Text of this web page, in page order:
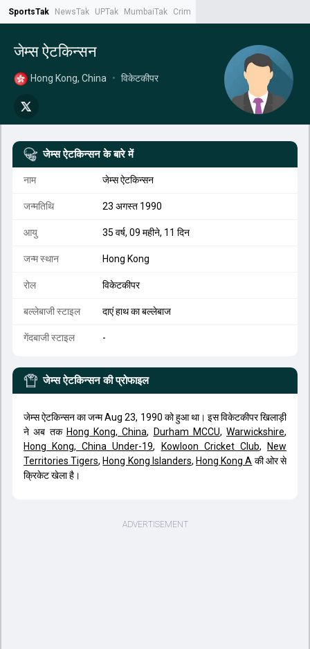
SportsTak NewsTak UPTak MumbaiTak CrimeTak
जेम्स ऐटकिन्सन
Hong Kong, China • विकेटकीपर
जेम्स ऐटकिन्सन के बारे में
नाम जेम्स ऐटकिन्सन
जन्मतिथि 23 अगस्त 1990
आयु 35 वर्ष, 09 महीने, 11 दिन
जन्म स्थान Hong Kong
रोल विकेटकीपर
बल्लेबाजी स्टाइल दाएं हाथ का बल्लेबाज
गेंदबाजी स्टाइल -
जेम्स ऐटकिन्सन की प्रोफाइल
जेम्स ऐटकिन्सन का जन्म Aug 23, 1990 को हुआ था। इस विकेटकीपर खिलाड़ी
ने अब तक Hong Kong, China, Durham MCCU, Warwickshire,
Hong Kong, China Under-19, Kowloon Cricket Club,
New
Territories Tigers, Hong Kong Islanders, Hong Kong A की ओर से
क्रिकेट खेला है।